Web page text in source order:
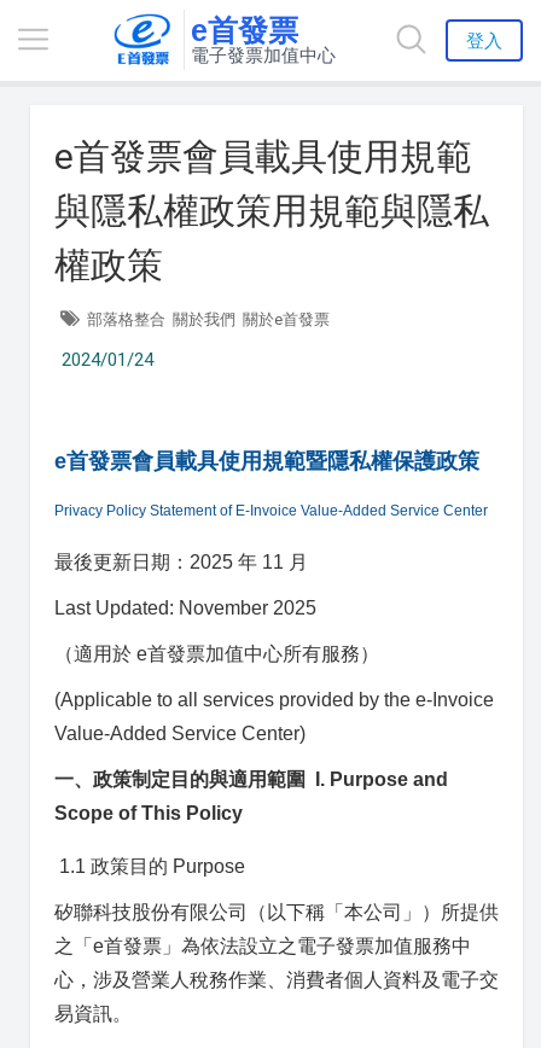
e首發票
電子發票加值中心
登入
e首發票會員載具使用規範
與隱私權政策用規範與隱私
權政策
部落格整合 關於我們 關於e首發票
2024/01/24
e首發票會員載具使用規範暨隱私權保護政策
Privacy Policy Statement of E-Invoice Value-Added Service Center
最後更新日期：2025 年 11 月
Last Updated: November 2025
（適用於 e首發票加值中心所有服務）
(Applicable to all services provided by the e-Invoice
Value-Added Service Center)
一、政策制定目的與適用範圍 I. Purpose and
Scope of This Policy
1.1 政策目的 Purpose
矽聯科技股份有限公司（以下稱「本公司」）所提供
之「e首發票」為依法設立之電子發票加值服務中
心，涉及營業人稅務作業、消費者個人資料及電子交
易資訊。